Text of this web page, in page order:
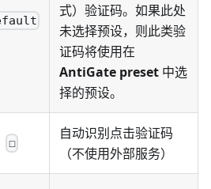
式）验证码。如果此处
未选择预设，则此类验
证码将使用在
AntiGate preset 中选
择的预设。
☐
自动识别点击验证码
（不使用外部服务）